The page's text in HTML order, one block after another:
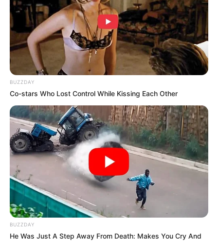
BUZZDAY
Co-stars Who Lost Control While Kissing Each Other
BUZZDAY
He Was Just A Step Away From Death: Makes You Cry And